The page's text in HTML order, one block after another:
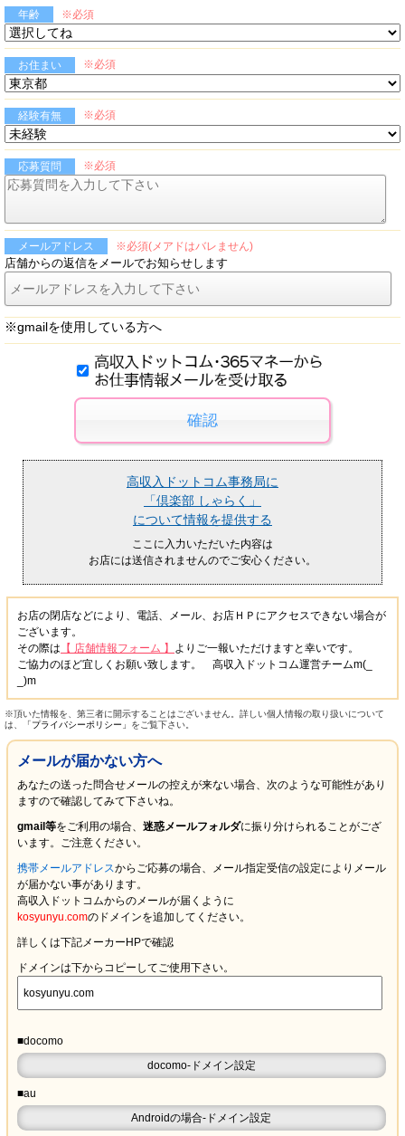
年齢 ※必須
お住まい ※必須
経験有無 ※必須
応募質問 ※必須
メールアドレス ※必須(メアドはバレません)
店舗からの返信をメールでお知らせします
※gmailを使用している方へ
高収入ドットコム事務局に
「倶楽部 しゃらく」
について情報を提供する
ここに入力いただいた内容は
お店には送信されませんのでご安心ください。
お店の閉店などにより、電話、メール、お店ＨＰにアクセスできない場合が
ございます。
その際は 【 店舗情報フォーム 】 よりご一報いただけますと幸いです。
ご協力のほど宜しくお願い致します。 高収入ドットコム運営チームm(_
_)m
※頂いた情報を、第三者に開示することはございません。詳しい個人情報の取り扱いについて
は、
「プライバシーポリシー」 をご覧下さい。
メールが届かない方へ
あなたの送った問合せメールの控えが来ない場合、次のような可能性があり
ますので確認してみて下さいね。
gmail等をご利用の場合、 迷惑メールフォルダに振り分けられることがござ
います。ご注意ください。
携帯メールアドレスからご応募の場合、メール指定受信の設定により メール
が届かない事があります。
高収入ドットコムからのメールが届くように
kosyunyu.comのドメインを追加してください。
詳しくは下記メーカーHPで確認
ドメインは下からコピーしてご使用下さい。
■docomo
docomo-ドメイン設定
■au
Androidの場合-ドメイン設定